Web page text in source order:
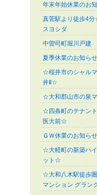
年末年始休業のお
真菅駅より徒歩4
スヨシダ
中曽司町堀川戸建
夏季休業のお知ら
☆桜井市のシャル
井Ⅱ☆
☆大和郡山市の泉
☆四条町のテナン
医大前☆
ＧＷ休業のお知らせ
☆大軽町の新築ハ
ット☆
☆大和八木駅徒歩
マンション グラン